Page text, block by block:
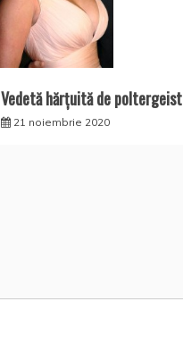
Vedetă hărţuită de poltergeist
21 noiembrie 2020